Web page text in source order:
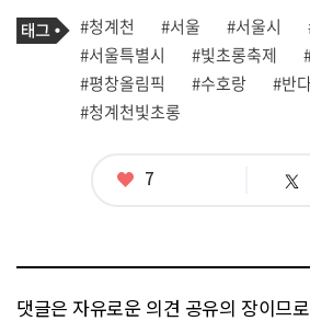
기
사
관
련
태
그
태
그
#청계천 #서울 #서울시
#서울특별시
#빛초롱축제
#평창올림픽
#수호랑
#반
#청계천빛초롱
좋
7 트
댓글은 자유로운 의견 공유의 장이므